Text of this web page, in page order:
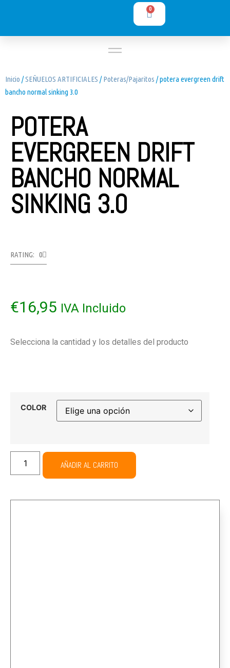
0
Inicio /SEÑUELOS ARTIFICIALES /Poteras/Pajaritos / potera evergreen drift
bancho normal sinking 3.0
POTERA
EVERGREEN DRIFT
BANCHO NORMAL
SINKING 3.0
RATING: 0
€16,95 IVA Incluido
Selecciona la cantidad y los detalles del producto
COLOR
AÑADIR AL CARRITO